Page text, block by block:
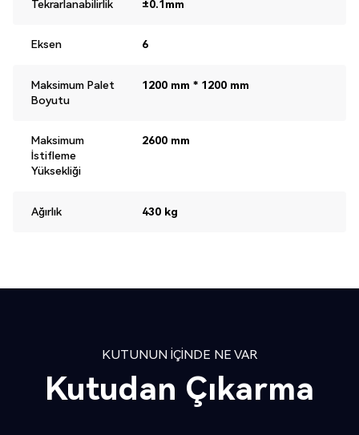
Tekrarlanabilirlik ±0.1mm
Eksen 6
Maksimum Palet
Boyutu
1200 mm * 1200 mm
Maksimum
İstifleme
Yüksekliği
2600 mm
Ağırlık 430 kg
KUTUNUN IÇINDE NE VAR
Kutudan Çıkarma